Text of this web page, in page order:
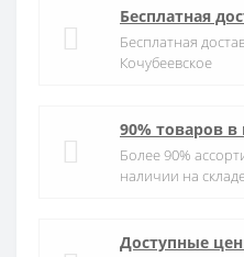
Бесплатная
Бесплатная
Кочубеевское
90% товаров
Более 90%
наличии на
Доступные